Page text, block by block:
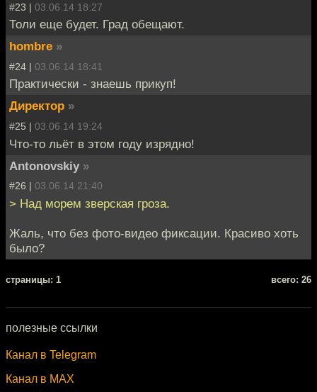
#23 | 03.06.14 18:27
Толи еще будет. Град обещают.
hombre »
#24 | 03.06.14 18:41
Практически - знаешь прикуп!
Директор »
#25 | 03.06.14 19:24
Что-то льёт в этом году изрядно!
Antonovskiy »
#26 | 03.06.14 21:40
> Над морем зверская гроза.
Жаль, что без фото-видео фиксации. Красиво хоть
было?
cтраницы: 1 всего: 26
полезные ссылки
Канал в Telegram
Канал в MAX